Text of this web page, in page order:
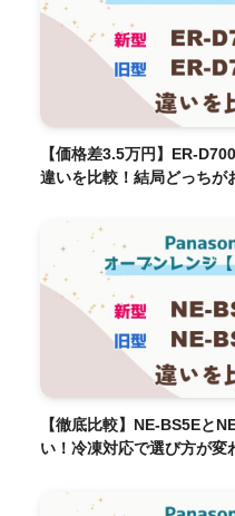
【価格差3.5万円】ER-
違いを比較！結局どっちが
【徹底比較】NE-BS5Eと
い！冷凍対応で選び方が変